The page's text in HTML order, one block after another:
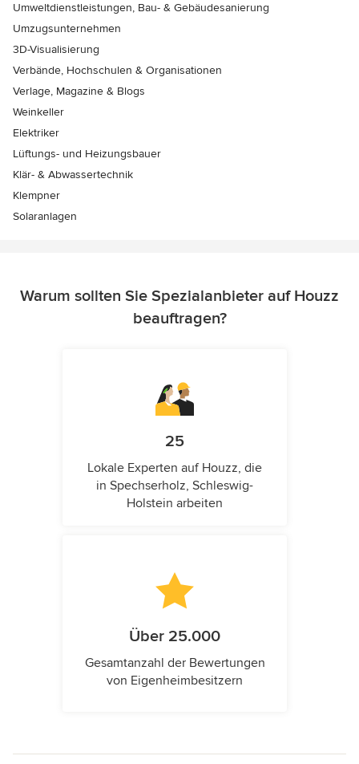
Umweltdienstleistungen, Bau- & Gebäudesanierung
Umzugsunternehmen
3D-Visualisierung
Verbände, Hochschulen & Organisationen
Verlage, Magazine & Blogs
Weinkeller
Elektriker
Lüftungs- und Heizungsbauer
Klär- & Abwassertechnik
Klempner
Solaranlagen
Warum sollten Sie Spezialanbieter auf Houzz
beauftragen?
25
Lokale Experten auf Houzz, die
in Spechserholz, Schleswig-
Holstein arbeiten
Über 25.000
Gesamtanzahl der Bewertungen
von Eigenheimbesitzern